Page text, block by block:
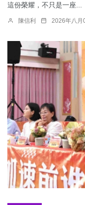
這份榮耀，不只是一座...
陳信利 2026年八月